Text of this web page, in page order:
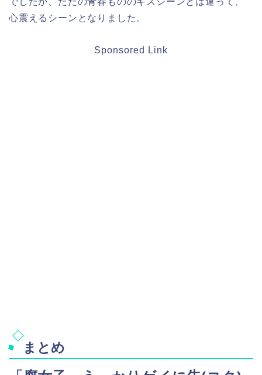
心震えるシーンとなりました。
Sponsored Link
まとめ